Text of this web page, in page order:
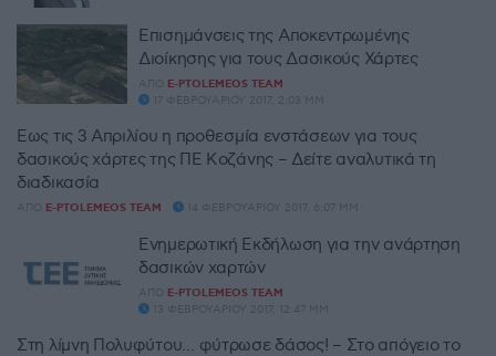
Επισημάνσεις της Αποκεντρωμένης
Διοίκησης για τους Δασικούς Χάρτες
ΑΠΌ E-PTOLEMEOS TEAM
17 ΦΕΒΡΟΥΑΡΊΟΥ 2017, 2:03 ΜΜ
Έως τις 3 Απριλίου η προθεσμία ενστάσεων για τους
δασικούς χάρτες της ΠΕ Κοζάνης – Δείτε αναλυτικά τη
διαδικασία
ΑΠΌ E-PTOLEMEOS TEAM 14 ΦΕΒΡΟΥΑΡΊΟΥ 2017, 6:07 ΜΜ
Ενημερωτική Εκδήλωση για την ανάρτηση
δασικών χαρτών
ΑΠΌ E-PTOLEMEOS TEAM
13 ΦΕΒΡΟΥΑΡΊΟΥ 2017, 12:47 ΜΜ
Στη λίμνη Πολυφύτου… φύτρωσε δάσος! – Στο απόγειο το